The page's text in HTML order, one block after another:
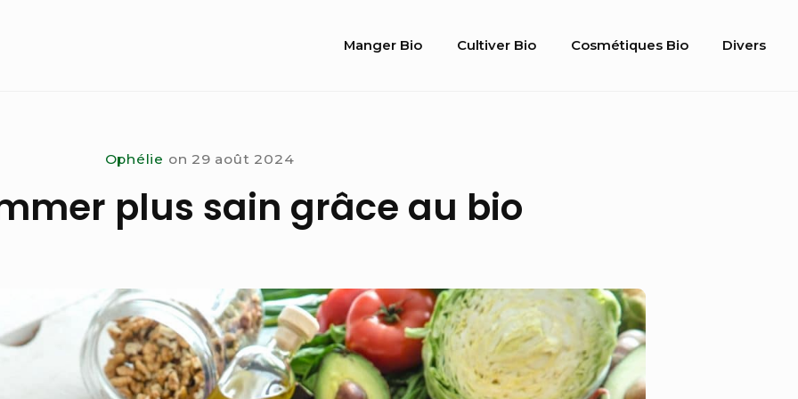
Site
Manger Bio Cultiver Bio Cosmétiques Bio Divers
Ophélie on 29 août 2024
plus sain grâce au bio